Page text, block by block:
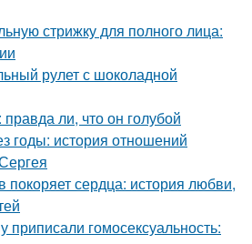
стрижку для полного лица:
рулет с шоколадной
ли, что он голубой
годы: история отношений
сердца: история любви,
гомосексуальность: